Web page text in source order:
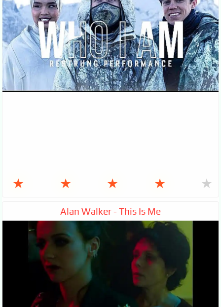
★ ★ ★ ★ ★
Alan Walker - This Is Me